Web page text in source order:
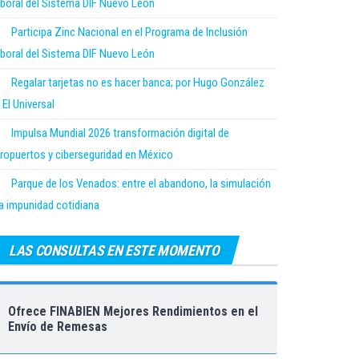
del Sistema DIF Nuevo León
Participa Zinc Nacional en el Programa de Inclusión
del Sistema DIF Nuevo León
Regalar tarjetas no es hacer banca; por Hugo González
Universal
Impulsa Mundial 2026 transformación digital de
y ciberseguridad en México
Parque de los Venados: entre el abandono, la simulación
impunidad cotidiana
LAS CONSULTAS EN ESTE MOMENTO
Ofrece FINABIEN Mejores Rendimientos en el
Envío de Remesas